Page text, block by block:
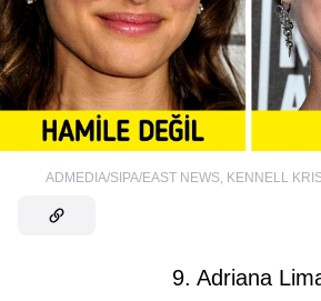
ADMEDIA/SIPA/EAST NEWS, KENNELL
9. Adriana